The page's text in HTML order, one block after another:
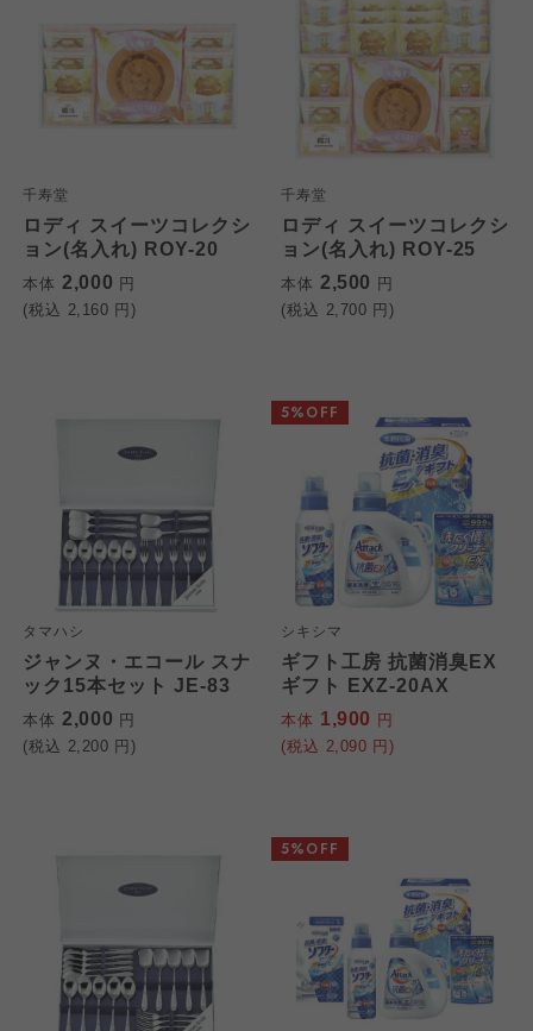
千寿堂
ロディ スイーツコレクシ
ョン(名入れ) ROY-20
本体 2,000 円
(税込 2,160 円)
千寿堂
ロディ スイーツコレクシ
ョン(名入れ) ROY-25
本体 2,500 円
(税込 2,700 円)
タマハシ
ジャンヌ・エコール スナ
ック15本セット JE-83
本体 2,000 円
(税込 2,200 円)
シキシマ
ギフト工房 抗菌消臭EX
ギフト EXZ-20AX
本体 1,900 円
(税込 2,090 円)
5%OFF
5%OFF